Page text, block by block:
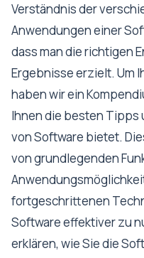
Verständnis der
Anwendungen einer
dass man die richtigen
Ergebnisse erzielt. Um
haben wir ein
Ihnen die besten Tipps
von Software bietet.
von grundlegenden
fortgeschrittenen
Software effektiver zu
erklären, wie Sie die